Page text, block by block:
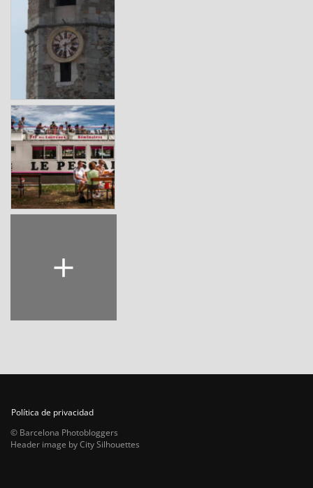
Política de privacidad
© Barcelona Photobloggers
Header image by City Silhouettes